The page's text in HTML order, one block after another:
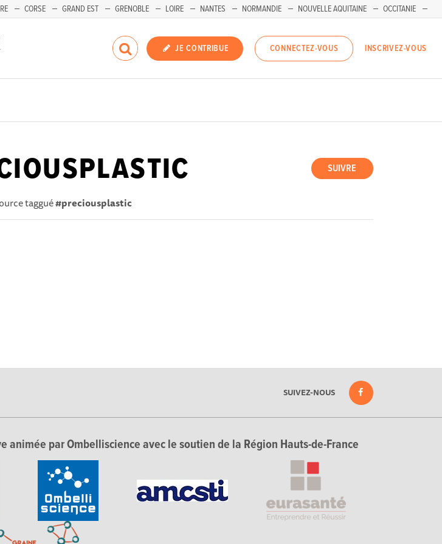
CORSE GRAND EST GRENOBLE LOIRE NANTES NORMANDIE NOUVELLE AQUITAINE
OCCITANIE
JE CONTRIBUE CONNECTEZ-VOUS INSCRIVEZ-VOUS
SUIVRE
taggué#preciousplastic
SUIVEZ-NOUS
par Ombelliscience avec le soutien de la Région Hauts-de-France